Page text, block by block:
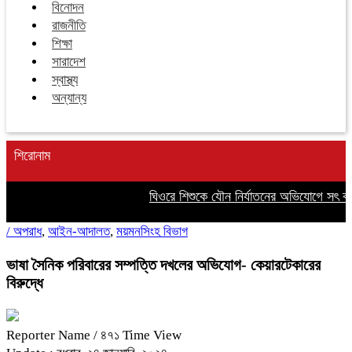
বিনোদন
রাজনীতি
শিক্ষা
সারাদেশ
স্বাস্থ্য
অন্যান্য
শিরোনাম
ঘিওরে শিশুকে যৌন নির্যাতনের অভিযোগে সৎ
/ অপরাধ, আইন-আদালত, ময়মনসিংহ বিভাগ
ভাষা সৈনিক পরিবারের সম্পত্তি দখলের অভিযোগ- কেয়ারটেকারের
বিরুদ্ধে
Reporter Name / ৪৭১ Time View